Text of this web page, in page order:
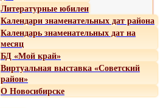
Литературные юбилеи
Календари знаменательных дат района
Календарь знаменательных дат на
месяц
БД «Мой край»
Виртуальная выставка «Советский
район»
О Новосибирске